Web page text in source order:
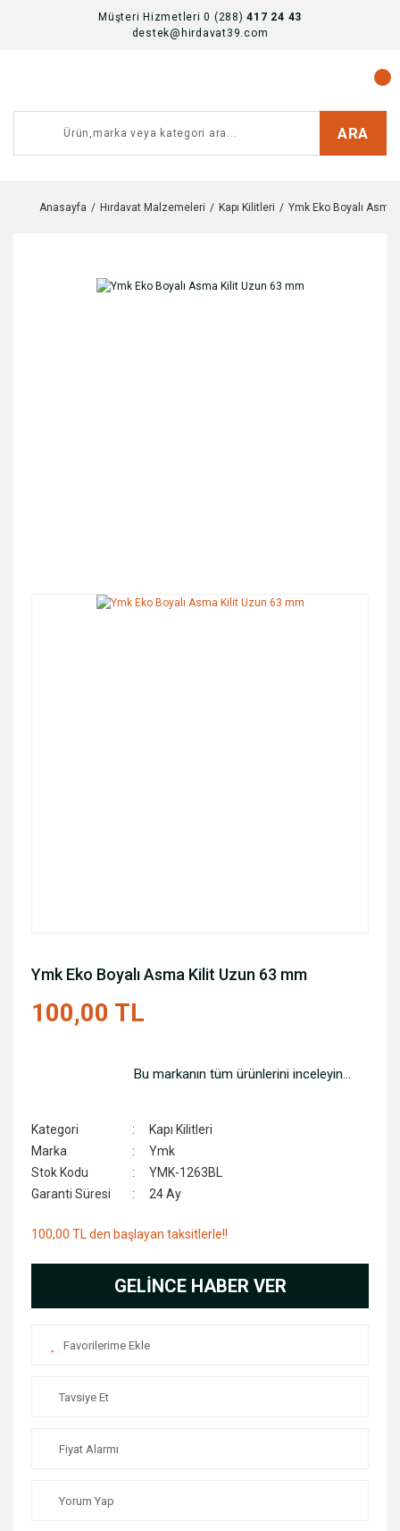
Müşteri Hizmetleri 0 (288)417 24 43
destek@hirdavat39.com
ARA
Anasayfa Hırdavat Malzemeleri Kapı Kilitleri Ymk Eko Boyalı
Ymk Eko Boyalı Asma Kilit Uzun 63 mm
100,00 TL
Bu markanın tüm ürünlerini inceleyin...
Kategori
Kapı Kilitleri
Marka
Ymk
Stok Kodu
YMK-1263BL
Garanti Süresi
24 Ay
100,00 TL den başlayan taksitlerle!!
GELİNCE HABER VER
Tavsiye Et
Fiyat Alarmı
Yorum Yap